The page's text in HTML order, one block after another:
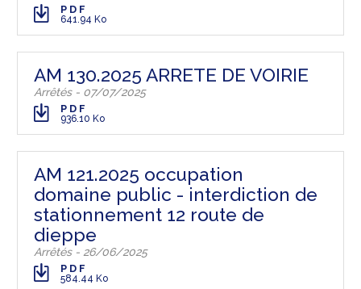
PDF
641.94 Ko
AM 130.2025 ARRETE DE VOIRIE
Arrêtés - 07/07/2025
PDF
936.10 Ko
AM 121.2025 occupation
domaine public - interdiction de
stationnement 12 route de
dieppe
Arrêtés - 26/06/2025
PDF
584.44 Ko